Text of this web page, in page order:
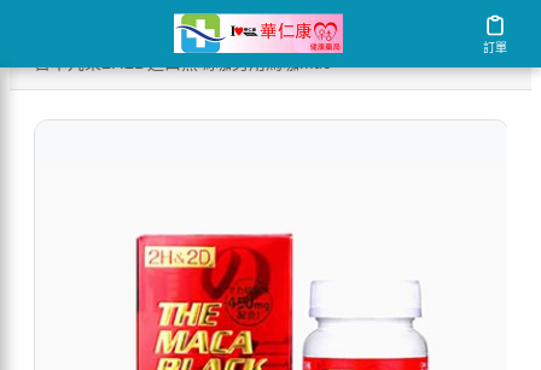
訂單
訂單
持久液推薦 /
日本丸榮2H2D進口黑瑪咖男用馬咖mac